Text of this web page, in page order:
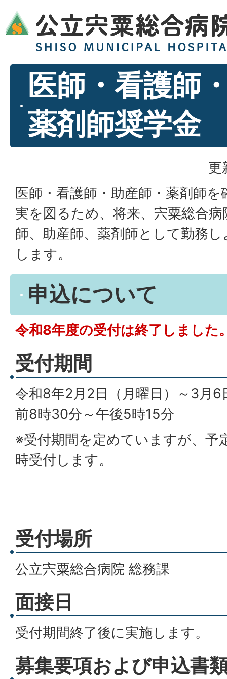
医師・看護師
薬剤師奨学金
更
医師・看護師・助産師・薬剤師
実を図るため、将来、宍粟総合
師、助産師、薬剤師として勤務
します。
申込について
令和8年度の受付は終了しました
受付期間
令和8年2月2日（月曜日）～3月6
前8時30分～午後5時15分
※受付期間を定めていますが、予
時受付します。
受付場所
公立宍粟総合病院 総務課
面接日
受付期間終了後に実施します。
募集要項および申込書